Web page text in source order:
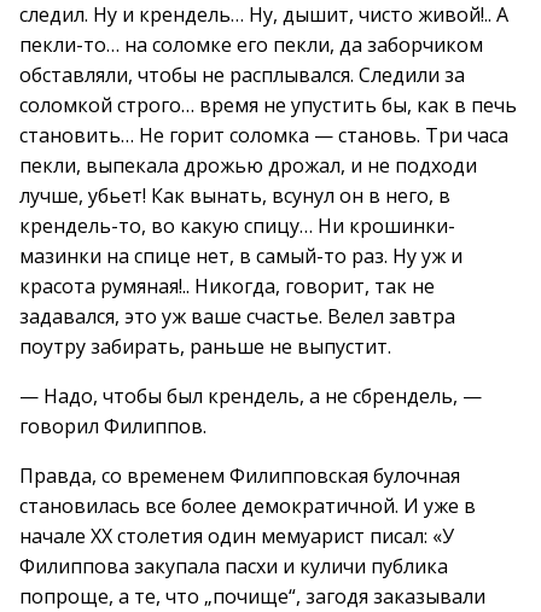
следил. Ну и крендель… Ну, дышит, чисто живой!.. А
пекли-то… на соломке его пекли, да заборчиком
обставляли, чтобы не расплывался. Следили за
соломкой строго… время не упустить бы, как в печь
становить… Не горит соломка — становь. Три часа
пекли, выпекала дрожью дрожал, и не подходи
лучше, убьет! Как вынать, всунул он в него, в
крендель-то, во какую спицу… Ни крошинки-
мазинки на спице нет, в самый-то раз. Ну уж и
красота румяная!.. Никогда, говорит, так не
задавался, это уж ваше счастье. Велел завтра
поутру забирать, раньше не выпустит.
— Надо, чтобы был крендель, а не сбрендель, —
говорил Филиппов.
Правда, со временем Филипповская булочная
становилась все более демократичной. И уже в
начале XX столетия один мемуарист писал: «У
Филиппова закупала пасхи и куличи публика
попроще, а те, что „почище“, загодя заказывали